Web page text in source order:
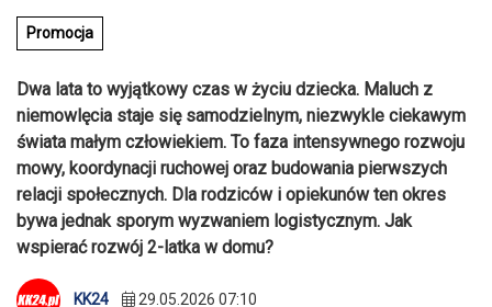
Promocja
Dwa lata to wyjątkowy czas w życiu dziecka. Maluch z
niemowlęcia staje się samodzielnym, niezwykle ciekawym
świata małym człowiekiem. To faza intensywnego rozwoju
mowy, koordynacji ruchowej oraz budowania pierwszych
relacji społecznych. Dla rodziców i opiekunów ten okres
bywa jednak sporym wyzwaniem logistycznym. Jak
wspierać rozwój 2-latka w domu?
KK24 29.05.2026 07:10